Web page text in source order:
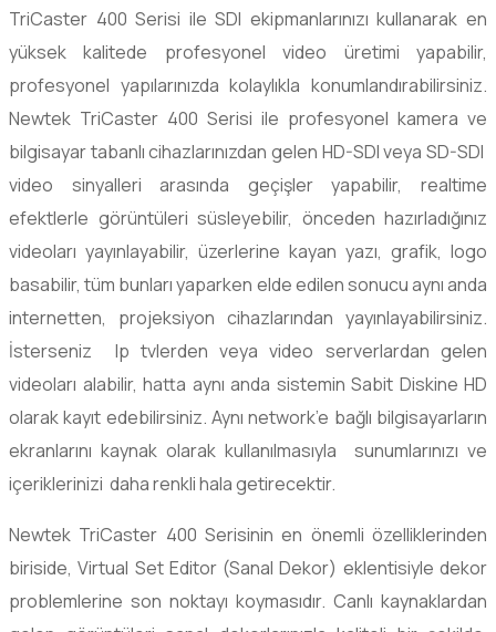
TriCaster 400 Serisi ile SDI ekipmanlarınızı kullanarak en
yüksek kalitede profesyonel video üretimi yapabilir,
profesyonel yapılarınızda kolaylıkla konumlandırabilirsiniz.
Newtek TriCaster 400 Serisi ile profesyonel kamera ve
bilgisayar tabanlı cihazlarınızdan gelen HD-SDI veya SD-SDI
video sinyalleri arasında geçişler yapabilir, realtime
efektlerle görüntüleri süsleyebilir, önceden hazırladığınız
videoları yayınlayabilir, üzerlerine kayan yazı, grafik, logo
basabilir, tüm bunları yaparken elde edilen sonucu aynı anda
internetten, projeksiyon cihazlarından yayınlayabilirsiniz.
İsterseniz Ip tvlerden veya video serverlardan gelen
videoları alabilir, hatta aynı anda sistemin Sabit Diskine HD
olarak kayıt edebilirsiniz. Aynı network’e bağlı bilgisayarların
ekranlarını kaynak olarak kullanılmasıyla sunumlarınızı ve
içeriklerinizi daha renkli hala getirecektir.
Newtek TriCaster 400 Serisinin en önemli özelliklerinden
biriside, Virtual Set Editor (Sanal Dekor) eklentisiyle dekor
problemlerine son noktayı koymasıdır. Canlı kaynaklardan